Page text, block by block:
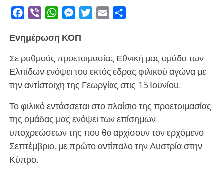
Facebook
Viber WhatsAppMessengerTwitterEmail
Ενημέρωση ΚΟΠ
Σε ρυθμούς προετοιμασίας Εθνική μας ομάδα των
Ελπίδων ενόψει του εκτός έδρας φιλικού αγώνα με
την αντίστοιχη της Γεωργίας στις 15 Ιουνίου.
Το φιλικό εντάσσεται στο πλαίσιο της προετοιμασίας
της ομάδας μας ενόψει των επίσημων
υποχρεώσεων της που θα αρχίσουν τον ερχόμενο
Σεπτέμβριο, με πρώτο αντίπαλο την Αυστρία στην
Κύπρο.